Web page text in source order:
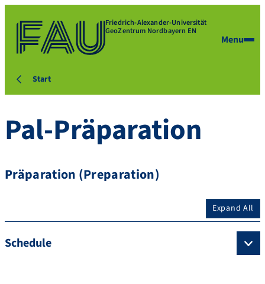
Friedrich-Alexander-Universität
GeoZentrum Nordbayern EN
Menu
Start
Pal-Präparation
Präparation (Preparation)
Expand All
Schedule